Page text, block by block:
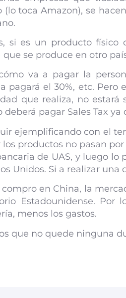
(lo toca Amazon), se
si es un producto físico
que se produce en otro
va a pagar la
pagará el 30%, etc. Pero
que realiza, no
deberá pagar Sales Tax
ejemplificando con el
los productos no pasan
de UAS, y luego lo
Unidos. Si a realizar
compro en China, la
Estadounidense. Por
menos los gastos.
que no quede ninguna